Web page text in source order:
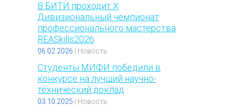
В БИТИ проходит X
Дивизиональный чемпионат
профессионального мастерства
REASkills2026
06.02.2026 Новость
Студенты МИФИ победили в
конкурсе на лучший научно-
технический доклад
03.10.2025 Новость